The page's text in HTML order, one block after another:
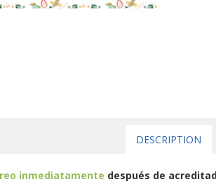
DESCRIPTION
inmediatamente después de